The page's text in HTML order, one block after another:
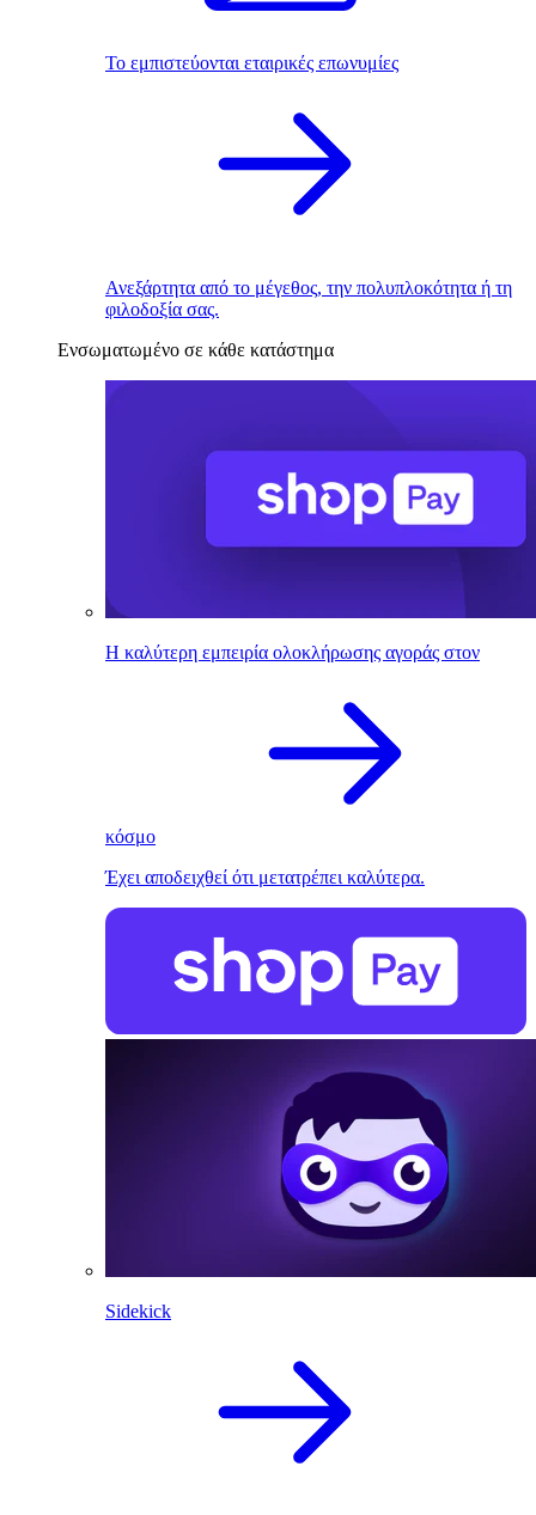
Το εμπιστεύονται εταιρικές επωνυμίες
Ανεξάρτητα από το μέγεθος, την πολυπλοκότητα ή τη
φιλοδοξία σας.
Ενσωματωμένο σε κάθε κατάστημα
Η καλύτερη εμπειρία ολοκλήρωσης αγοράς στον
κόσμο
Έχει αποδειχθεί ότι μετατρέπει καλύτερα.
Sidekick